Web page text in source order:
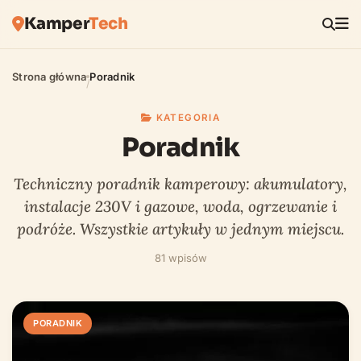
KamperTech
Strona główna/Poradnik
KATEGORIA
Poradnik
Techniczny poradnik kamperowy: akumulatory,
instalacje 230V i gazowe, woda, ogrzewanie i
podróże. Wszystkie artykuły w jednym miejscu.
81 wpisów
PORADNIK